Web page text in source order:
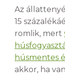
Az
15
romlik, mert
húsmentes
akkor, ha